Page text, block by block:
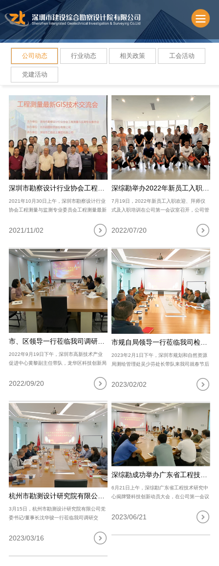
公司动态 行业动态 相关政策 工会活动
党建活动
2021年10月30日上午，深圳市勘察设计行业
协会工程测量与监测专业委员会工程测量最新
行。本次技术交流会由副主任委员郭清同志主
2021/11/02
7月19日，2022年新员工入职欢迎、拜师仪
式及入职培训在公司第一会议室召开，公司管
30余人参加。 欢迎会上，公司总经理王双龙
2022/07/20
市、区领导一行莅临我司调研指导
2022年9月19日下午，深圳市高新技术产业
促进中心黄黎副主任带队，龙华区科技创新局
经理王双龙、副总经理张先亮、郝埃俊、财务
2022/09/20
2023年2月1日下午，深圳市规划和自然资源
局测绘管理处吴少芬处长带队来我司就春节后
行业，尤其是地理信息产业的发展动向进行了
2023/02/02
杭州市勘测设计研究院有限公司一行莅临我司调研交流
3月15日，杭州市勘测设计研究院有限公司党
委书记/董事长沈华骏一行莅临我司调研交
我司总经理王双龙对杭勘院一行表示热烈的欢
迎，表示此次调研交流是促进双方友好沟..
2023/03/16
6月21日上午，深综勘广东省工程技术研究中
心揭牌暨科技创新动员大会，在公司第一会议
现场或线上视频方式参加会议。 会上，我司
2023/06/21